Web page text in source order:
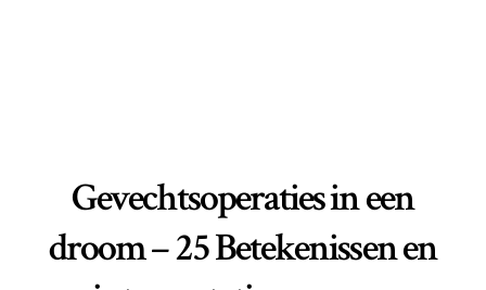
Gevechtsoperaties in een
droom – 25 Betekenissen en